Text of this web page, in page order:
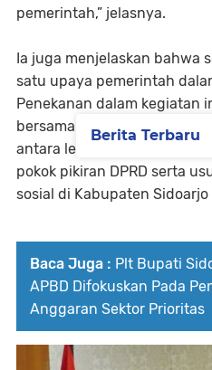
pemerintah,” jelasnya.
Ia juga menjelaskan bahwa
satu upaya pemerintah
Penekanan dalam kegiatan
bersama anti korupsi tanpa
antara legislatif dan
pokok pikiran DPRD serta
sosial di Kabupaten
Baca Juga : Plt Bupati
APBD Difokuskan Pada
Anggaran Sektor Prioritas
Berita Terbaru